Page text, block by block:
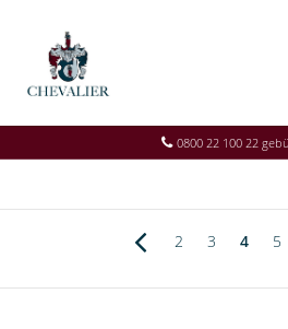
0800 22 100 22
2 3 4 5